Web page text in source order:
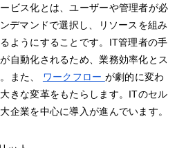
ビス化とは、ユーザーや管理者が必
デマンドで選択し、リソースを組み
ようにすることです。IT管理者の手
自動化されるため、業務効率化とス
また、 ワークフロー が劇的に変わ
きな変革をもたらします。ITのセル
企業を中心に導入が進んでいます。